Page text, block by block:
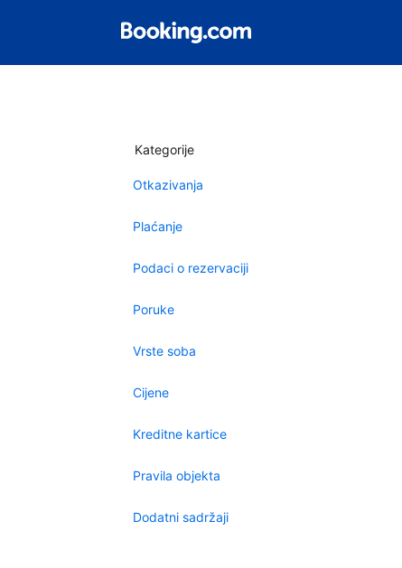
Kategorije
Otkazivanja
Plaćanje
Podaci o rezervaciji
Poruke
Vrste soba
Cijene
Kreditne kartice
Pravila objekta
Dodatni sadržaji